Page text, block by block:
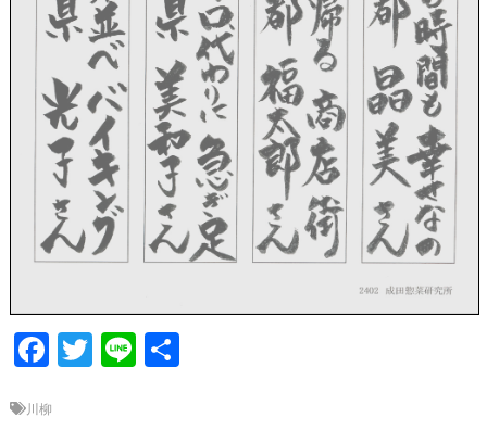
F
e
T Li 共
川柳